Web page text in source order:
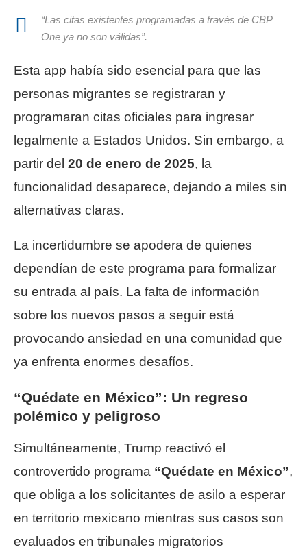
“Las citas existentes programadas a través de CBP
One ya no son válidas”.
Esta app había sido esencial para que las
personas migrantes se registraran y
programaran citas oficiales para ingresar
legalmente a Estados Unidos. Sin embargo, a
partir del 20 de enero de 2025, la
funcionalidad desaparece, dejando a miles sin
alternativas claras.
La incertidumbre se apodera de quienes
dependían de este programa para formalizar
su entrada al país. La falta de información
sobre los nuevos pasos a seguir está
provocando ansiedad en una comunidad que
ya enfrenta enormes desafíos.
“Quédate en México”: Un regreso
polémico y peligroso
Simultáneamente, Trump reactivó el
controvertido programa “Quédate en México”,
que obliga a los solicitantes de asilo a esperar
en territorio mexicano mientras sus casos son
evaluados en tribunales migratorios